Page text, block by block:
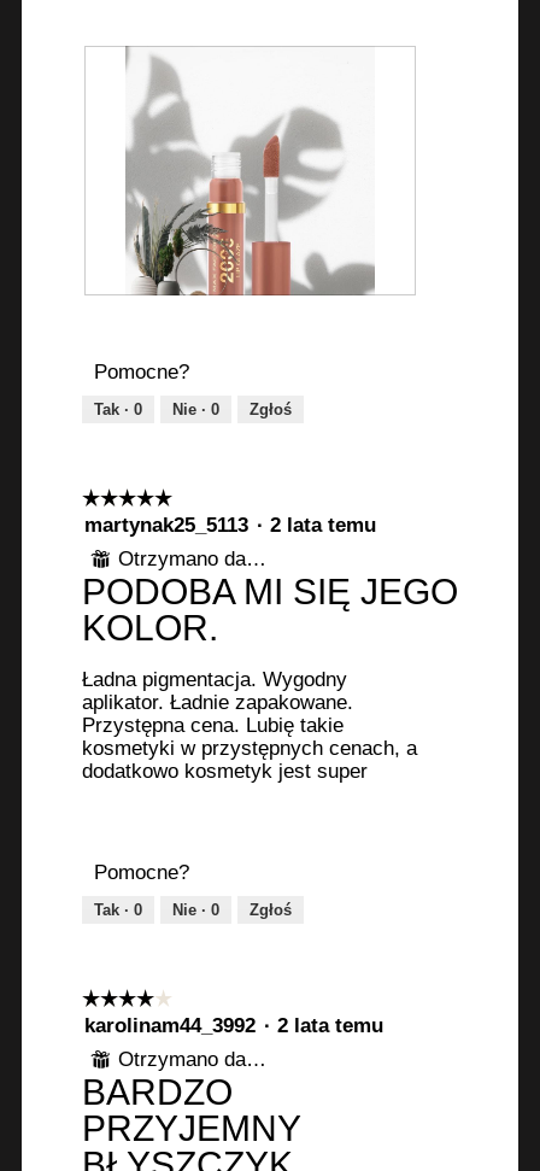
d
i
n
ę
o
z
j
ę
c
i
u
T
a
c
z
y
n
o
ś
ć
s
p
o
o
t
w
a
r
c
i
Pomocne?
Tak · 0 Nie · 0 Zgłoś
☆☆☆☆☆
☆☆☆☆☆
5
gwiazdek.
martynak25_5113 · 2 lata temu
⊞ Otrzymano darmowy produkt
PODOBA MI SIĘ JEGO
KOLOR.
Ładna pigmentacja. Wygodny
aplikator. Ładnie zapakowane.
Przystępna cena. Lubię takie
kosmetyki w przystępnych cenach, a
dodatkowo kosmetyk jest super
Pomocne?
Tak · 0 Nie · 0 Zgłoś
☆☆☆☆☆
☆☆☆☆☆
4
gwiazdek.
karolinam44_3992 · 2 lata temu
⊞ Otrzymano darmowy produkt
BARDZO
PRZYJEMNY